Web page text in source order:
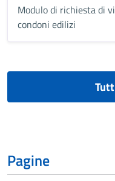
Modulo di richiesta di
condoni edilizi
Pagine